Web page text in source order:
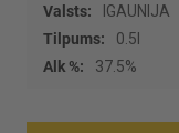
Vairāk
informācijas
IGAUNIJA
0.5l
37.5%